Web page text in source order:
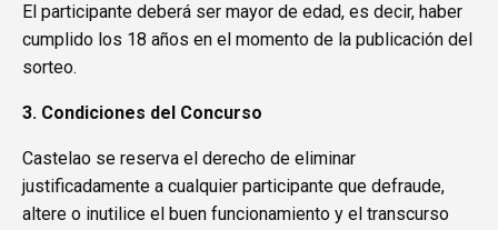
El participante deberá ser mayor de edad, es decir, haber
cumplido los 18 años en el momento de la publicación del
sorteo.
3. Condiciones del Concurso
Castelao se reserva el derecho de eliminar
justificadamente a cualquier participante que defraude,
altere o inutilice el buen funcionamiento y el transcurso